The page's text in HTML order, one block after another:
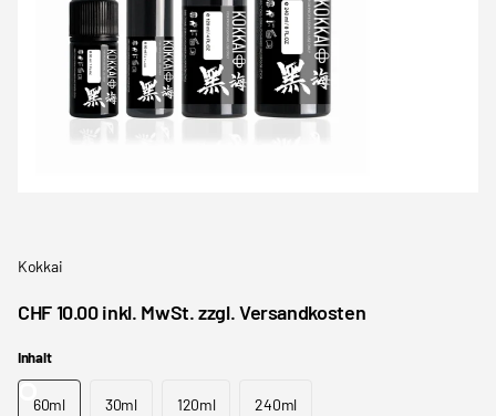
Kokkai
CHF 10.00 inkl. MwSt. zzgl. Versandkosten
Inhalt
60ml 30ml 120ml 240ml